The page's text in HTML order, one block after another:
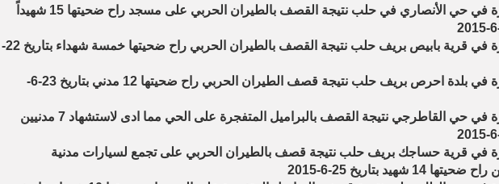
12- مجزرة في حي الأنصاري في حلب نتيجة القصف بالطيران الحربي على مسجد راح ضحيتها 15 شهيداً
13- مجزرة في قرية بابيص بريف حلب نتيجة القصف بالطيران الحربي راح ضحيتها خمسة شهداء بتاريخ 22-
14- مجزرة في بلدة احرص بريف حلب نتيجة قصف الطيران الحربي راح ضحيتها 12 مدني بتاريخ 23-6-
15- مجزرة في حي القاطرجي نتيجة القصف بالبراميل المتفجرة على الحي مما ادى لاستشهاد 7 مدنيين
في قرية حساجك بريف حلب نتيجة قصف بالطيران الحربي على تجمع لسيارات مدنية
14 شهيد بتاريخ 25-6-2015